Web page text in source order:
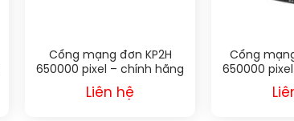
Cổng mạng đơn KP2H
650000 pixel – chính hãng
Kystar
Liên hệ
Cổng
650000